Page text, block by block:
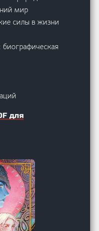
мир
силы в жизни
для